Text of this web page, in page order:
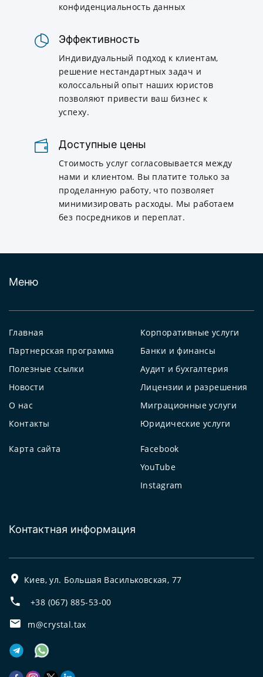
конфиденциальность данных
Эффективность
Индивидуальный подход к клиентам,
решение нестандартных задач и
колоссальный опыт наших юристов
позволяют привести ваш бизнес к
успеху.
Доступные цены
Стоимость услуг согласовывается между
нами и клиентом. Вы платите только за
проделанную работу, что позволяет
минимизировать расходы. Мы работаем
без посредников и переплат.
Меню
Главная
Партнерская программа
Полезные ссылки
Новости
О нас
Контакты
Корпоративные услуги
Банки и финансы
Аудит и бухгалтерия
Лицензии и разрешения
Миграционные услуги
Юридические услуги
Карта сайта
Facebook
YouTube
Instagram
Контактная информация
Киев, ул. Большая Васильковская, 77
+38 (067) 885-53-00
m@crystal.tax